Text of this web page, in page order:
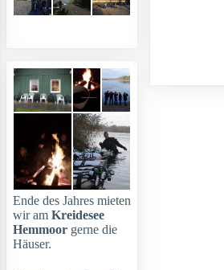
Ende des Jahres mieten
wir am Kreidesee
Hemmoor gerne die
Häuser.